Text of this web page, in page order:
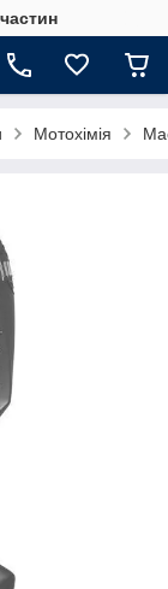
Мотохімія